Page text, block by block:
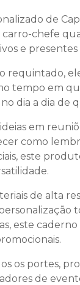
de
carro-chefe
e
requintado,
tempo em
dia a dia de
em
como
este
de alta
este
os portes,
de